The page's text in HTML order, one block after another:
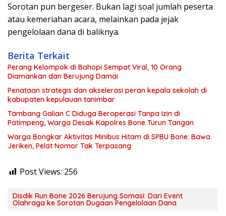
Sorotan pun bergeser. Bukan lagi soal jumlah peserta
atau kemeriahan acara, melainkan pada jejak
pengelolaan dana di baliknya.
Berita Terkait
Perang Kelompok di Bahopi Sempat Viral, 10 Orang
Diamankan dan Berujung Damai
Penataan strategis dan akselerasi peran kepala sekolah di
kabupaten kepulauan tanimbar
Tambang Galian C Diduga Beroperasi Tanpa Izin di
Patimpeng, Warga Desak Kapolres Bone Turun Tangan
Warga Bongkar Aktivitas Minibus Hitam di SPBU Bone: Bawa
Jeriken, Pelat Nomor Tak Terpasang
Post Views: 256
Disdik Run Bone 2026 Berujung Somasi: Dari Event
Olahraga ke Sorotan Dugaan Pengelolaan Dana